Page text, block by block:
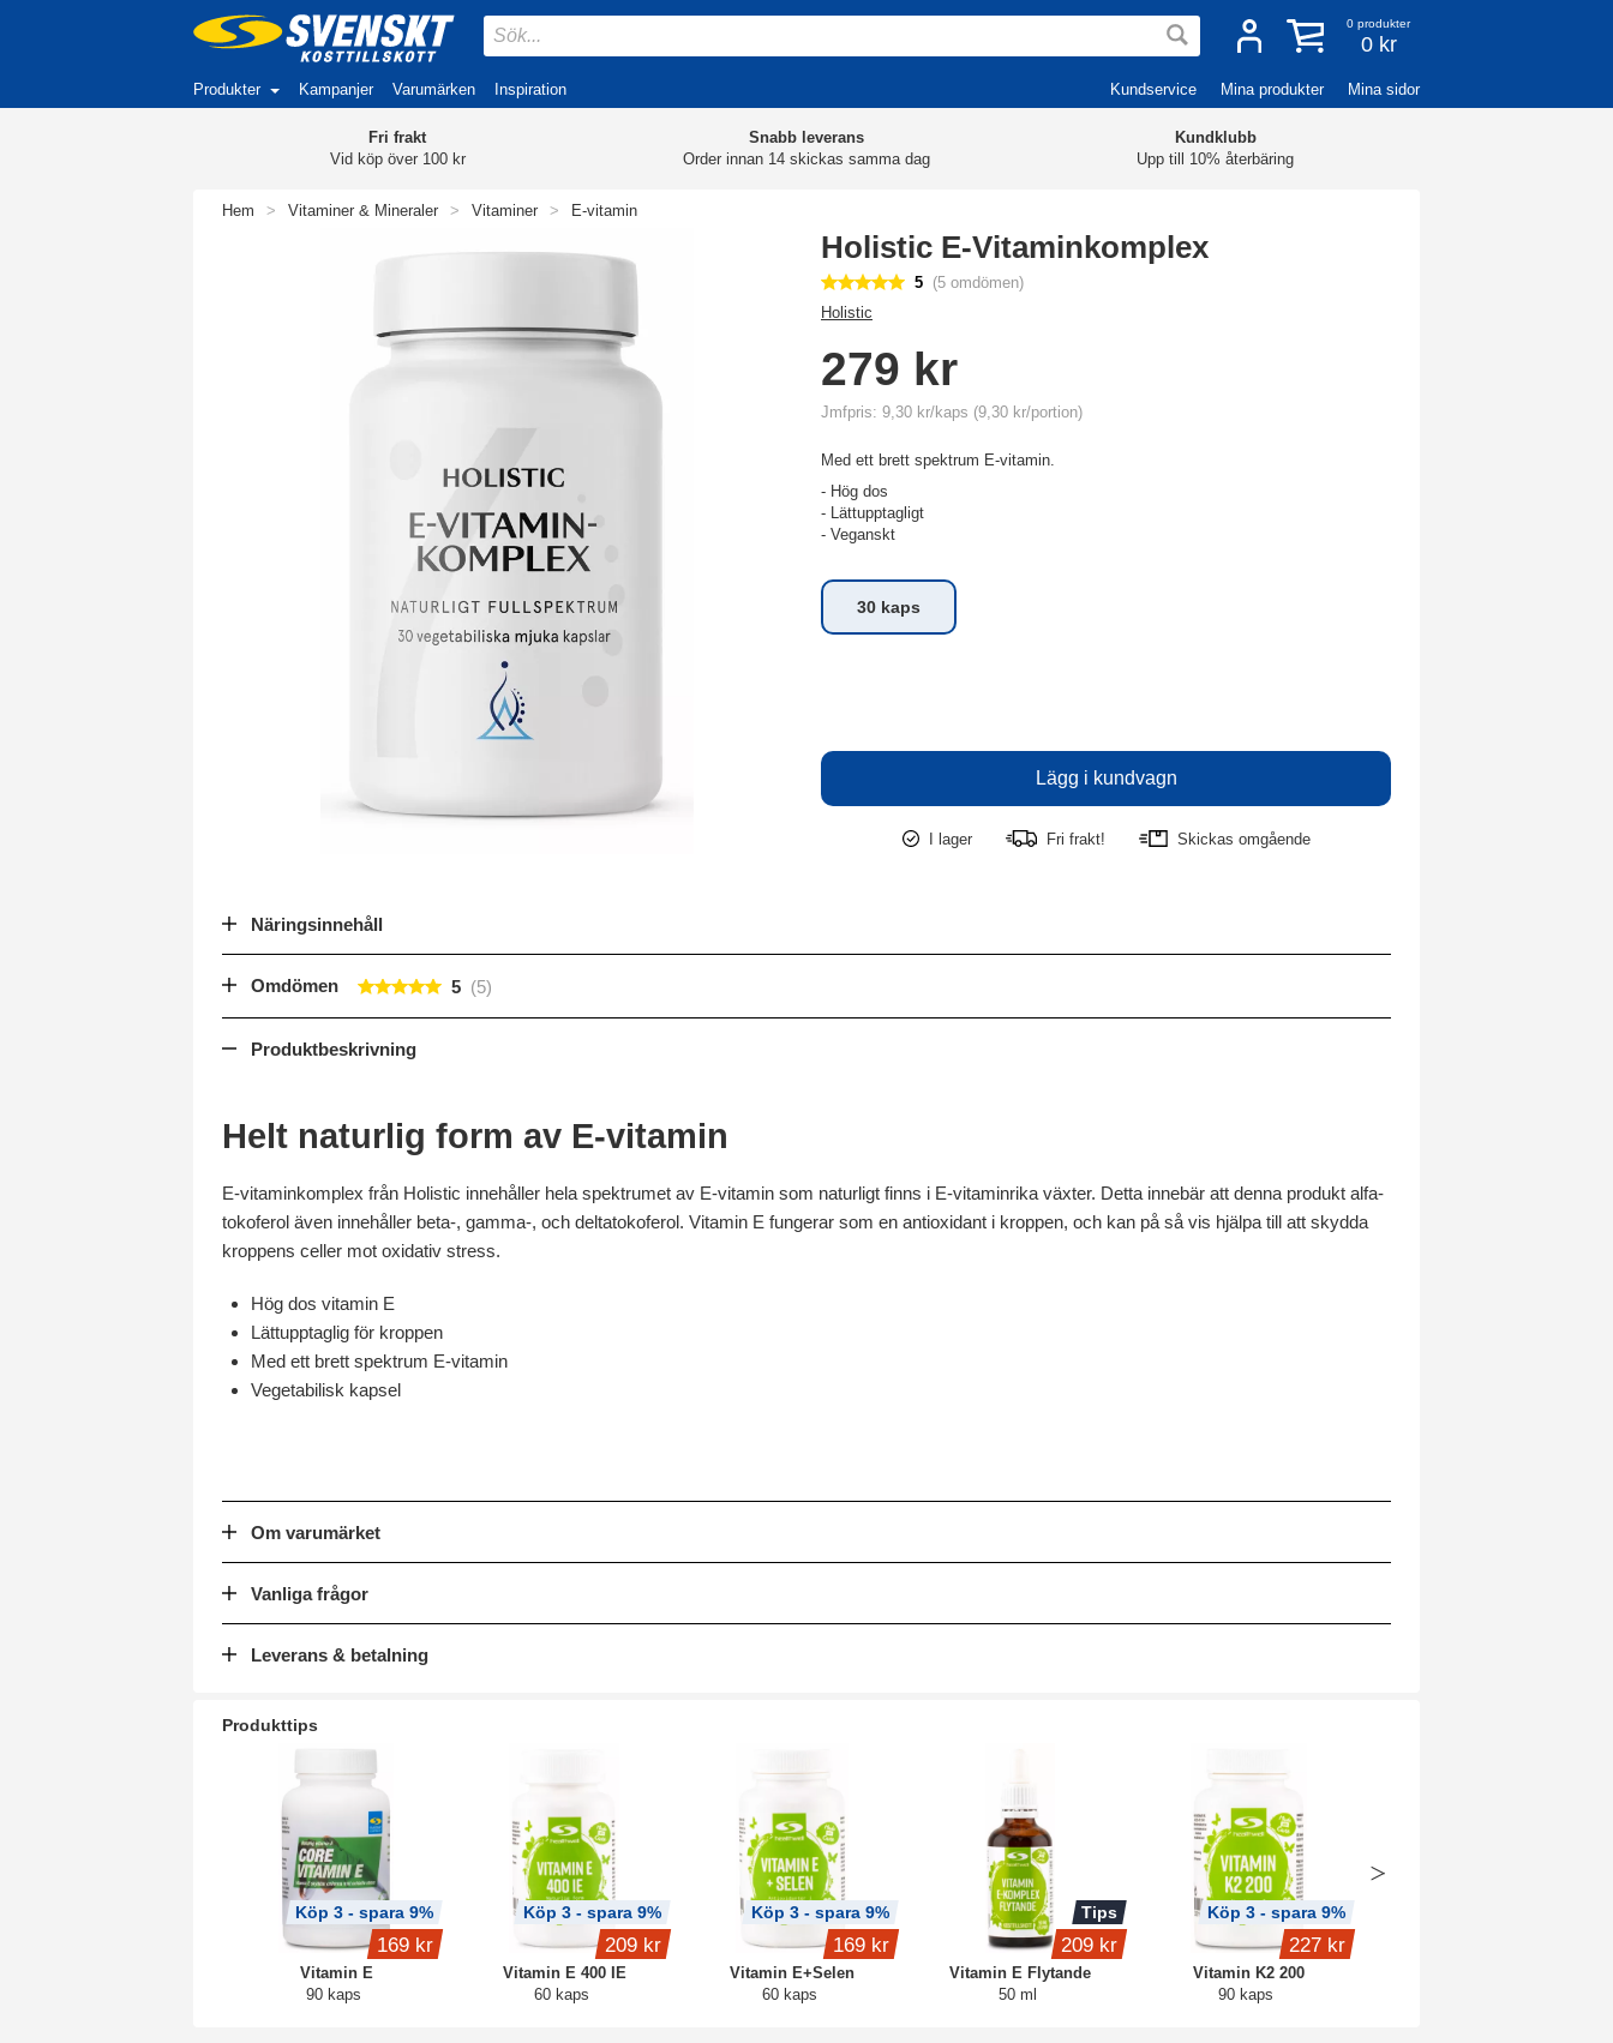
0 produkter
0 kr
Produkter Kampanjer Varumärken Inspiration Kundservice Mina produkter Mina sidor
Fri frakt
Vid köp över 100 kr
Snabb leverans
Order innan 14 skickas samma dag
Kundklubb
Upp till 10% återbäring
Hem > Vitaminer & Mineraler > Vitaminer > E-vitamin
Holistic E-Vitaminkomplex
5 (5 omdömen)
Holistic
279 kr
Jmfpris: 9,30 kr/kaps (9,30 kr/portion)
Med ett brett spektrum E-vitamin.
- Hög dos
- Lättupptagligt
- Veganskt
30 kaps
I lager Fri frakt! Skickas omgående
Näringsinnehåll
Omdömen 5
Produktbeskrivning
Helt naturlig form av E-vitamin
E-vitaminkomplex från Holistic innehåller hela spektrumet av E-vitamin som naturligt finns i E-vitaminrika växter. Detta innebär att denna produkt alfa-
tokoferol även innehåller beta-, gamma-, och deltatokoferol. Vitamin E fungerar som en antioxidant i kroppen, och kan på så vis hjälpa till att skydda
kroppens celler mot oxidativ stress.
Hög dos vitamin E
Lättupptaglig för kroppen
Med ett brett spektrum E-vitamin
Vegetabilisk kapsel
Om varumärket
Vanliga frågor
Leverans & betalning
Produkttips
Vitamin E
90 kaps
Köp 3 - spara 9%
169 kr
Vitamin E 400 IE
60 kaps
Köp 3 - spara 9%
209 kr
Vitamin E+Selen
60 kaps
Köp 3 - spara 9%
169 kr
Vitamin E Flytande
50 ml
Tips
209 kr
Vitamin K2 200
90 kaps
Köp 3 - spara 9%
227 kr